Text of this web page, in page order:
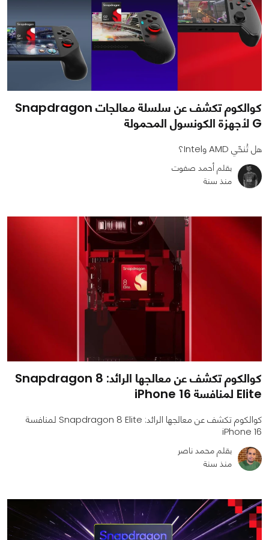
0
كوالكوم تكشف عن سلسلة معالجات Snapdragon
G لأجهزة الكونسول المحمولة
هل تُنحّي AMD وIntel؟
بقلم أحمد صفوت
منذ سنة
كوالكوم تكشف عن معالجها الرائد: Snapdragon 8
Elite لمنافسة iPhone 16
كوالكوم تكشف عن معالجها الرائد: Snapdragon 8 Elite لمنافسة
iPhone 16
بقلم محمد ناصر
منذ سنة